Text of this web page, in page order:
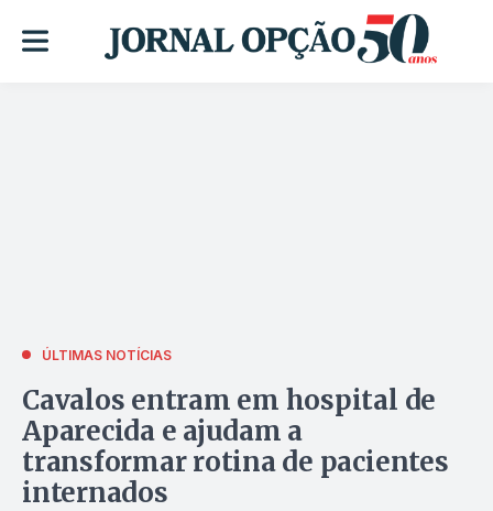
ÚLTIMAS NOTÍCIAS
Cavalos entram em hospital de
Aparecida e ajudam a
transformar rotina de pacientes
internados